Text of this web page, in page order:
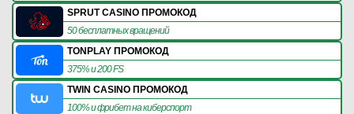
SPRUT CASINO ПРОМОКОД
50 бесплатных вращений
TONPLAY ПРОМОКОД
375% и 200 FS
TWIN CASINO ПРОМОКОД
100% и фрибет на киберспорт